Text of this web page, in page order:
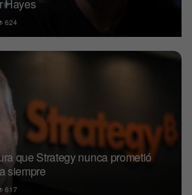
Hayes
624
que Strategy nunca prometió
siempre
617